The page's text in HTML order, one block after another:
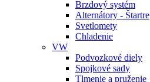
Brzdový systém
Alternátory - Štartre
Svetlomety
Chladenie
VW
Podvozkové diely
Spojkové sady
Tlmenie a pruženie